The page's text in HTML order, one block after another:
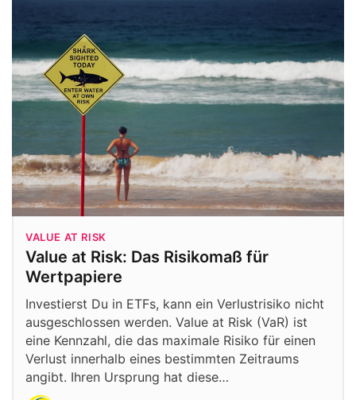
VALUE AT RISK
Value at Risk: Das Risikomaß für
Wertpapiere
Investierst Du in ETFs, kann ein Verlustrisiko nicht
ausgeschlossen werden. Value at Risk (VaR) ist
eine Kennzahl, die das maximale Risiko für einen
Verlust innerhalb eines bestimmten Zeitraums
angibt. Ihren Ursprung hat diese…